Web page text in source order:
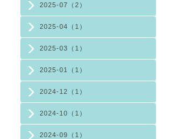
2025-07（2）
2025-04（1）
2025-03（1）
2025-01（1）
2024-12（1）
2024-10（1）
2024-09（1）